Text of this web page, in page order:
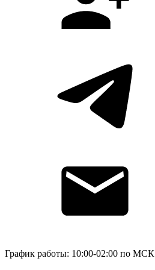
График работы: 10:00-02:00 по МСК